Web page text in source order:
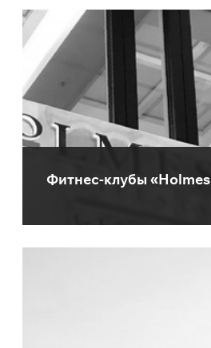
Фитнес-клубы